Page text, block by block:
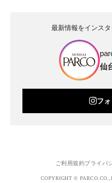
最新情報をインス
仙
フ
ご利用規約プライバ
COPYRIGHT ©